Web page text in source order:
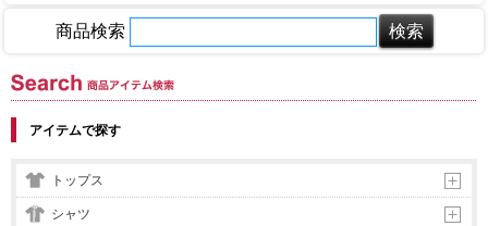
商品検索
商品アイテム検索
アイテムで探す
トップス
シャツ